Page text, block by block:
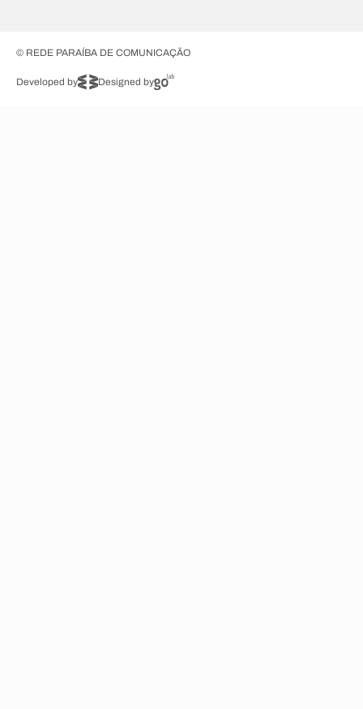
© REDE PARAÍBA DE COMUNICAÇÃO
Developed by Designed by